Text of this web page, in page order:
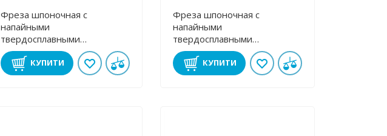
Фреза шпоночная с
напайными
твердосплавными
пластинами 40 мм к/х ВК8
КУПИТИ
Фреза шпоночная с
напайными
твердосплавными
пластинами 36 мм к/х ВК8
КУПИТИ